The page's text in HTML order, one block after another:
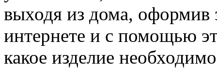
выходя из дома, оформив
интернете и с помощью
какое изделие